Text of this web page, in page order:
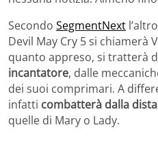
Secondo SegmentNext
Devil May Cry 5 si chiamerà
quanto appreso, si tratterà
incantatore, dalle
dei suoi comprimari. A
infatti combatterà dalla
quelle di Mary o Lady.